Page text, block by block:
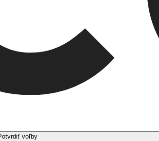
voľby